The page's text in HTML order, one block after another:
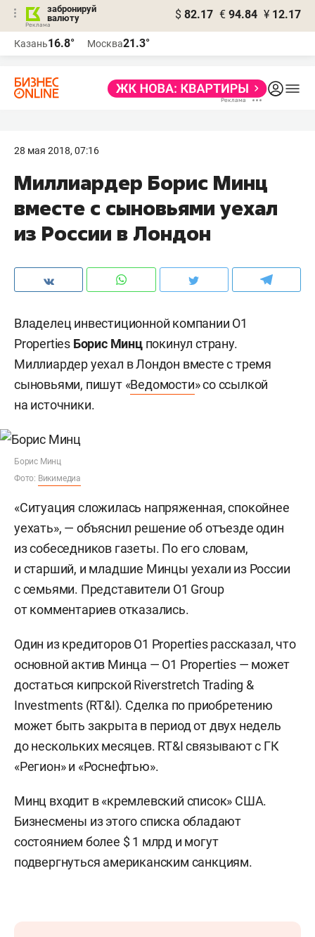
забронируй
валюту
$ 82.17 € 94.84 ¥ 12.17
Казань16.8° Москва21.3°
28 мая 2018, 07:16
Миллиардер Борис Минц
вместе с сыновьями уехал
из России в Лондон
Владелец инвестиционной компании O1
Properties Борис Минцпокинул страну.
Миллиардер уехал в Лондон вместе с тремя
сыновьями, пишут «Ведомости» со ссылкой
на источники.
Борис Минц
Фото: Викимедиа
«Ситуация сложилась напряженная, спокойнее
уехать», — объяснил решение об отъезде один
из собеседников газеты. По его словам,
и старший, и младшие Минцы уехали из России
с семьями. Представители O1 Group
от комментариев отказались.
Один из кредиторов O1 Properties рассказал, что
основной актив Минца — O1 Properties — может
достаться кипрской Riverstretch Trading &
Investments (RT&I). Сделка по приобретению
может быть закрыта в период от двух недель
до нескольких месяцев. RT&I связывают с ГК
«Регион» и «Роснефтью».
Минц входит в «кремлевский список» США.
Бизнесмены из этого списка обладают
состоянием более $ 1 млрд и могут
подвергнуться американским санкциям.